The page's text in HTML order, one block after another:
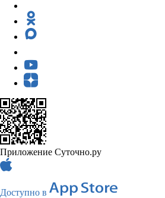
Приложение Суточно.ру
Доступно в